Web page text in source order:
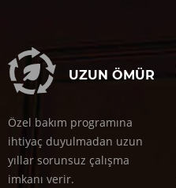
UZUN ÖMÜR
Özel bakım programına
ihtiyaç duyulmadan uzun
yıllar sorunsuz çalışma
imkanı verir.